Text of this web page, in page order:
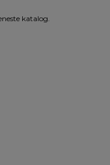
katalog.